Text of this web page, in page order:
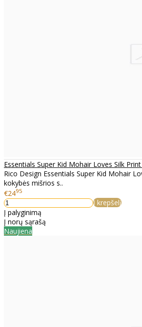
Essentials Super Kid Mohair Loves Silk
Rico Design Essentials Super Kid Mohair
kokybės mišrios s..
€2495
Į krepšelį
Į palyginimą
Į norų sąrašą
Naujiena